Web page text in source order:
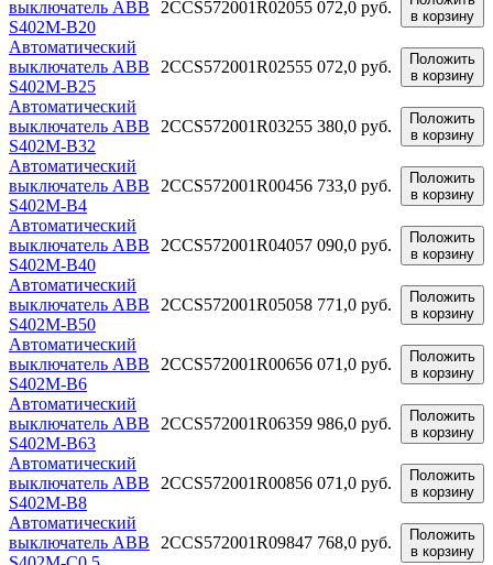
выключатель ABB
S402M-B20
2CCS572001R02055 072,0 руб.
в корзину
Автоматический
выключатель ABB
S402M-B25
2CCS572001R02555 072,0 руб.
Положить
в корзину
Автоматический
выключатель ABB
S402M-B32
2CCS572001R03255 380,0 руб.
Положить
в корзину
Автоматический
выключатель ABB
S402M-B4
2CCS572001R00456 733,0 руб.
Положить
в корзину
Автоматический
выключатель ABB
S402M-B40
2CCS572001R04057 090,0 руб.
Положить
в корзину
Автоматический
выключатель ABB
S402M-B50
2CCS572001R05058 771,0 руб.
Положить
в корзину
Автоматический
выключатель ABB
S402M-B6
2CCS572001R00656 071,0 руб.
Положить
в корзину
Автоматический
выключатель ABB
S402M-B63
2CCS572001R06359 986,0 руб.
Положить
в корзину
Автоматический
выключатель ABB
S402M-B8
2CCS572001R00856 071,0 руб.
Положить
в корзину
Автоматический
выключатель ABB
2CCS572001R09847 768,0 руб.
Положить
в корзину